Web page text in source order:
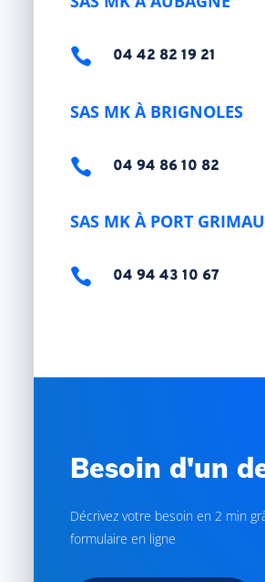
 04 42 82 19 21
SAS MK À BRIGNOLES
 04 94 86 10 82
SAS MK À PORT
 04 94 43 10 67
Besoin d'un
Décrivez votre besoin en 2 min
formulaire en ligne